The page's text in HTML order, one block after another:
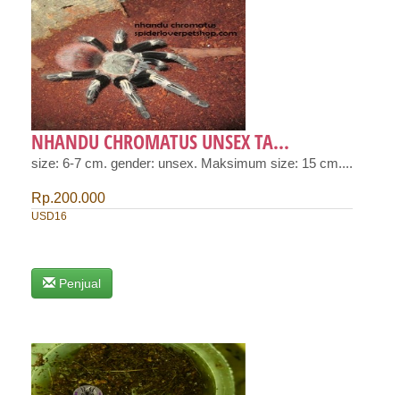
NHANDU CHROMATUS UNSEX TA...
size: 6-7 cm. gender: unsex. Maksimum size: 15 cm....
Rp.200.000
USD16
Penjual